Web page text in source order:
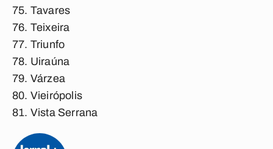
Tavares
Teixeira
Triunfo
Uiraúna
Várzea
Vieirópolis
Vista Serrana